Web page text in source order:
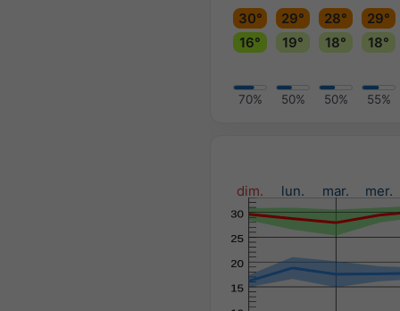
30° 29° 28°
29°
16°
19° 18° 18°
70% 50% 50% 55%
dim. lun. mar. mer.